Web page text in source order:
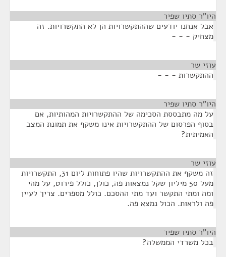
היו"ר סתיו שפיר
אבל אנחנו יודעים שההתקשרויות הן לא התקשרויות. זה
מצחיק - - -
עוזי שר
ההתקשרות - - -
היו"ר סתיו שפיר
על מה מתבססת הסכימה של ההתקשרויות המהותיות, אם
בסוף הפרסום של ההתקשרויות אינו משקף את תמונת המצב
האמיתית?
עוזי שר
זה משקף את ההתקשרויות שהיו פתוחות ליום 31, התקשרויות
מעל 50 מיליון שקל נמצאות פה, כולן, כולל פירוט, על מהי
ומה ומתי התקשר ועד מתי ההסכם. כולל מספרים. צריך לעיין
פה ולראות. הכול נמצא פה.
היו"ר סתיו שפיר
בכל משרדי הממשלה?